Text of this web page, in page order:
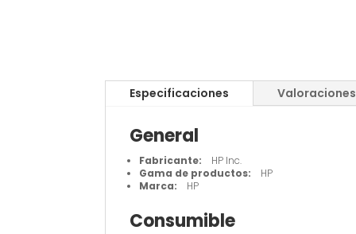
Especificaciones
General
Fabricante: HP Inc.
Gama de productos: HP
Marca: HP
Consumible